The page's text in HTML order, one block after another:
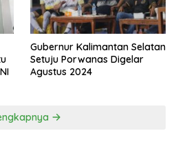
Gubernur Kalimantan Selatan
Setuju Porwanas Digelar
Agustus 2024